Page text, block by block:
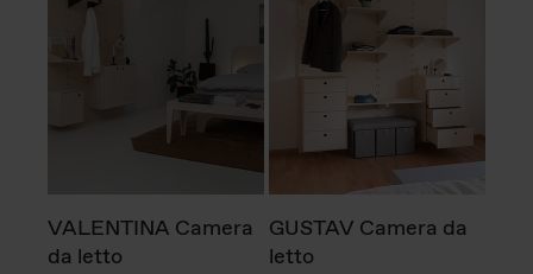
VALENTINA Camera
da letto
GUSTAV Camera da
letto